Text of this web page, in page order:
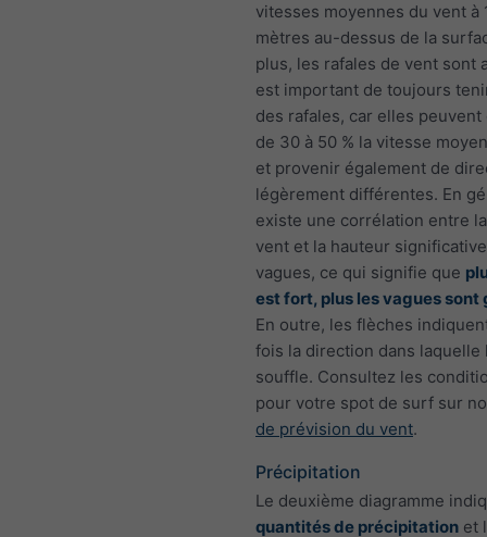
vitesses moyennes du vent à
mètres au-dessus de la
plus, les rafales de vent sont
est important de toujours
des rafales, car elles peuvent
de 30 à 50 % la vitesse
et provenir également de
légèrement différentes. En
existe une corrélation entre
vent et la hauteur
vagues, ce qui signifie que
est fort, plus les vagues sont
En outre, les flèches
fois la direction dans laquelle
souffle. Consultez les
pour votre spot de surf sur
de prévision du vent.
Précipitation
Le deuxième diagramme
quantités de précipitation et